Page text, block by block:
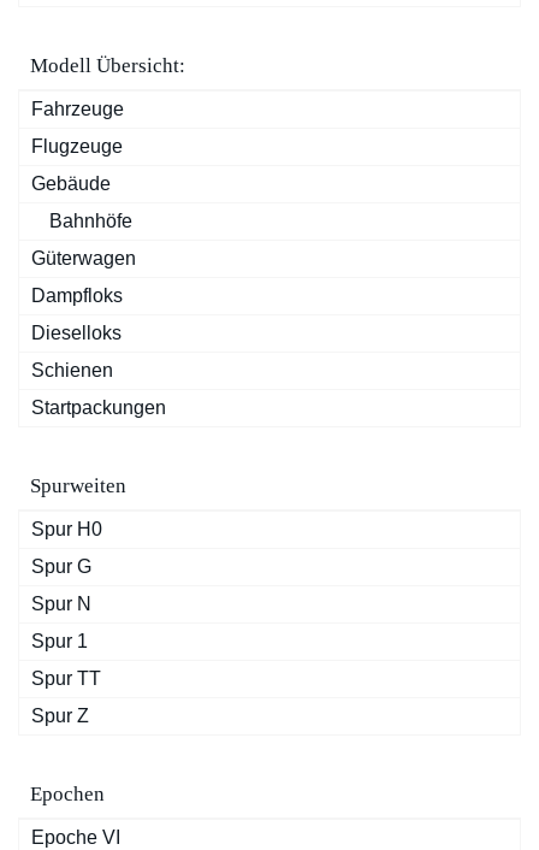
Modell Übersicht:
Fahrzeuge
Flugzeuge
Gebäude
Bahnhöfe
Güterwagen
Dampfloks
Dieselloks
Schienen
Startpackungen
Spurweiten
Spur H0
Spur G
Spur N
Spur 1
Spur TT
Spur Z
Epochen
Epoche VI